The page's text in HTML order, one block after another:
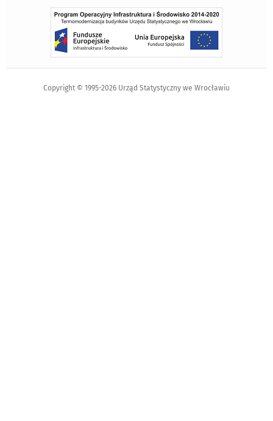
Copyright © 1995-2026 Urząd Statystyczny we Wrocławiu